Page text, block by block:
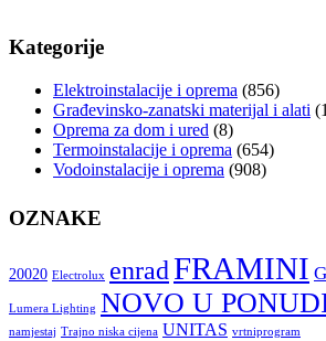
Kategorije
Elektroinstalacije i oprema (856)
Građevinsko-zanatski materijal i alati
Oprema za dom i ured (8)
Termoinstalacije i oprema (654)
Vodoinstalacije i oprema (908)
OZNAKE
20020 Electrolux enradFRAMINI
Lumera Lighting NOVO U
namjestaj Trajno niska cijena UNITAS vrtniprogram